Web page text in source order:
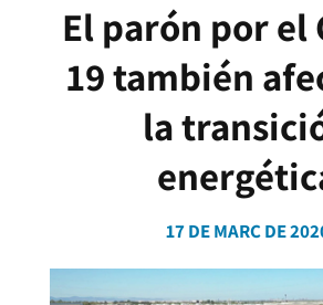
El parón por el
19 también
la
17 DE MARÇ DE